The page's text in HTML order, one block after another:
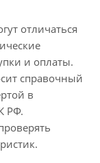
отличаться
и оплаты.
справочный
в
РФ.